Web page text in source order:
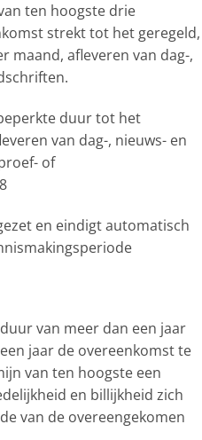
ten hoogste drie
strekt tot het geregeld,
maand, afleveren van dag-,
duur tot het
van dag-, nieuws- en
of
en eindigt automatisch
van meer dan een jaar
jaar de overeenkomst te
van ten hoogste een
en billijkheid zich
van de overeengekomen